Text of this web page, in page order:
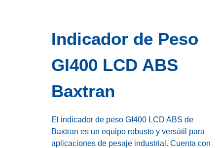
Indicador de Peso
GI400 LCD ABS
Baxtran
El indicador de peso GI400 LCD ABS de
Baxtran es un equipo robusto y versátil para
aplicaciones de pesaje industrial. Cuenta con